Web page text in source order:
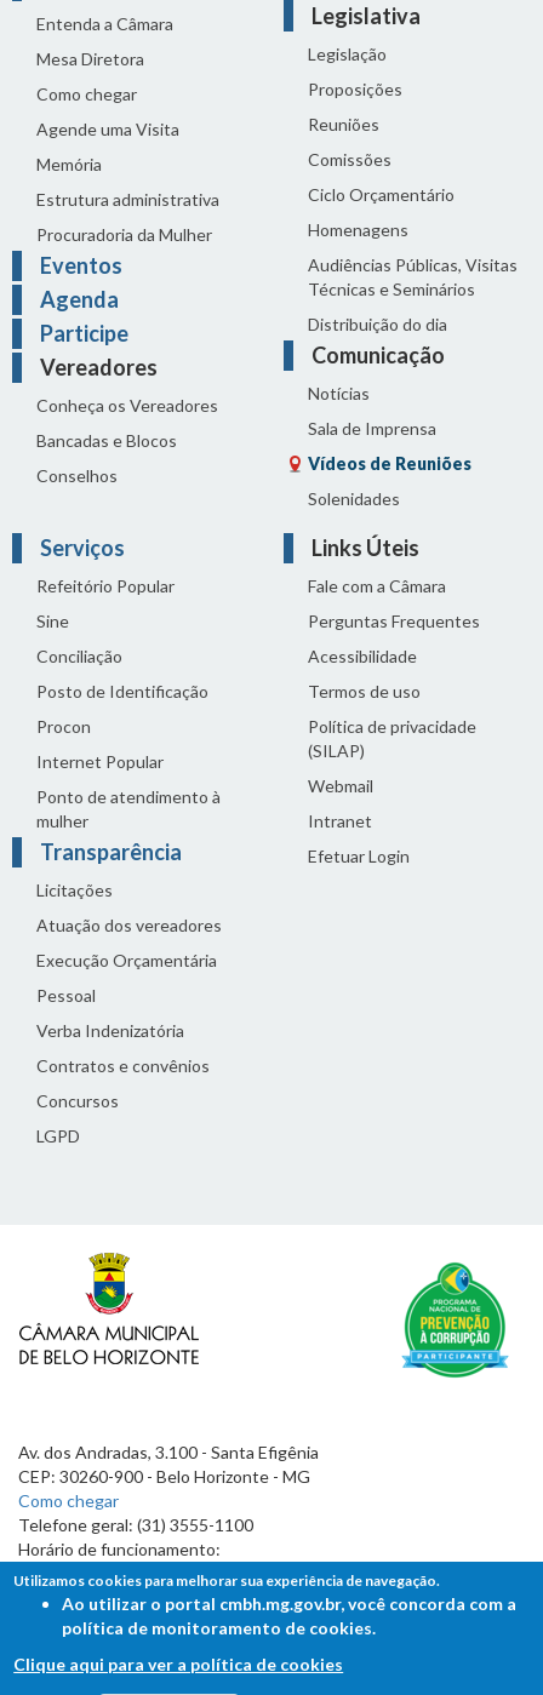
Entenda a Câmara
Mesa Diretora
Como chegar
Agende uma Visita
Memória
Estrutura administrativa
Procuradoria da Mulher
Eventos
Agenda
Participe
Vereadores
Conheça os Vereadores
Bancadas e Blocos
Conselhos
Legislativa
Legislação
Proposições
Reuniões
Comissões
Ciclo Orçamentário
Homenagens
Audiências Públicas, Visitas
Técnicas e Seminários
Distribuição do dia
Comunicação
Notícias
Sala de Imprensa
Vídeos de Reuniões
Solenidades
Serviços
Refeitório Popular
Sine
Conciliação
Posto de Identificação
Procon
Internet Popular
Ponto de atendimento à
mulher
Transparência
Licitações
Atuação dos vereadores
Execução Orçamentária
Pessoal
Verba Indenizatória
Contratos e convênios
Concursos
LGPD
Links Úteis
Fale com a Câmara
Perguntas Frequentes
Acessibilidade
Termos de uso
Política de privacidade
(SILAP)
Webmail
Intranet
Efetuar Login
Av. dos Andradas, 3.100 - Santa Efigênia
CEP: 30260-900 - Belo Horizonte - MG
Como chegar
Telefone geral: (31) 3555-1100
Horário de funcionamento:
7h às 19h
Utilizamos cookies para melhorar sua experiência de navegação.
Ao utilizar o portal cmbh.mg.gov.br, você concorda com a
política de monitoramento de cookies.
Clique aqui para ver a política de cookies